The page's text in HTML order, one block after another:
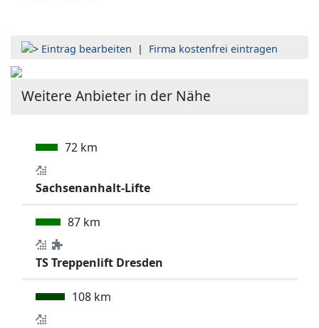
Eintrag bearbeiten | Firma kostenfrei eintragen
Weitere Anbieter in der Nähe
72 km
Sachsenanhalt-Lifte
87 km
TS Treppenlift Dresden
108 km